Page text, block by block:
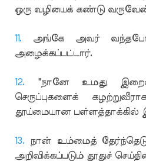
ஒரு வழியைக் கண்டு
11. அங்கே அவர்
அழைக்கப்பட்டார்.
12. "நானே உமது
செருப்புகளைக்
தூய்மையான பள்ளத்தாக்கில்
13.
நான் உம்மைத்
அறிவிக்கப்படும் தூதுச்